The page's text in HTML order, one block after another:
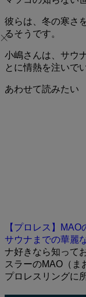
彼らは、冬の寒さ
るそうです。
小嶋さんは、サウ
とに情熱を注いで
あわせて読みたい
【プロレス】
サウナまでの華麗
ナ好きなら知って
スラーのMAO（ま
プロレスリングに